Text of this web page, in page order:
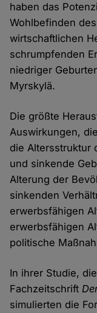
haben das
Wohlbefinden
wirtschaftlichen
schrumpfenden
niedriger
Myrskylä.
Die größte
Auswirkungen,
die Altersstruktur
und sinkende
Alterung der
sinkenden
erwerbsfähigen
erwerbsfähigen
politische
In ihrer Studie,
Fachzeitschrift
simulierten die